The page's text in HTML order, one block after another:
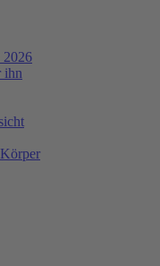
2026
ihn